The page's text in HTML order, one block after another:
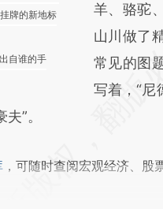
牌的新地标
自谁的手
羊、骆驼
山川做了
常见的图
写着，“尼
”。
，可随时查阅宏观经济、股